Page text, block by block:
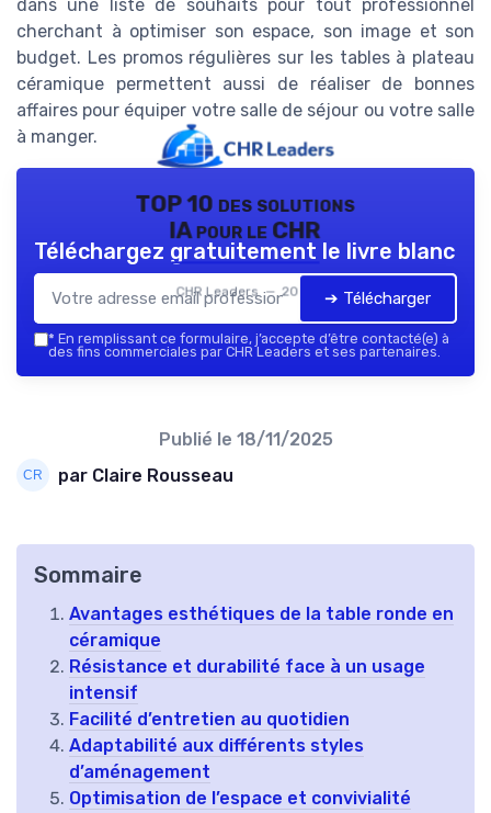
dans une liste de souhaits pour tout professionnel
cherchant à optimiser son espace, son image et son
budget. Les promos régulières sur les tables à plateau
céramique permettent aussi de réaliser de bonnes
affaires pour équiper votre salle de séjour ou votre salle
à manger.
TOP 10 des solutions
IA pour le CHR
CHR Leaders — 2026
Téléchargez gratuitement le livre blanc
➔ Télécharger
* En remplissant ce formulaire, j’accepte d’être contacté(e) à
des fins commerciales par CHR Leaders et ses partenaires.
Publié le 18/11/2025
par Claire Rousseau
Sommaire
Avantages esthétiques de la table ronde en
céramique
Résistance et durabilité face à un usage
intensif
Facilité d’entretien au quotidien
Adaptabilité aux différents styles
d’aménagement
Optimisation de l’espace et convivialité